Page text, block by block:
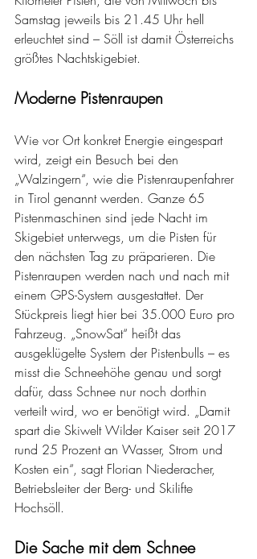
Samstag jeweils bis 21.45 Uhr hell
erleuchtet sind – Söll ist damit Österreichs
größtes Nachtskigebiet.
Moderne Pistenraupen
Wie vor Ort konkret Energie eingespart
wird, zeigt ein Besuch bei den
„Walzingern“, wie die Pistenraupenfahrer
in Tirol genannt werden. Ganze 65
Pistenmaschinen sind jede Nacht im
Skigebiet unterwegs, um die Pisten für
den nächsten Tag zu präparieren. Die
Pistenraupen werden nach und nach mit
einem GPS-System ausgestattet. Der
Stückpreis liegt hier bei 35.000 Euro pro
Fahrzeug. „SnowSat“ heißt das
ausgeklügelte System der Pistenbulls – es
misst die Schneehöhe genau und sorgt
dafür, dass Schnee nur noch dorthin
verteilt wird, wo er benötigt wird. „Damit
spart die Skiwelt Wilder Kaiser seit 2017
rund 25 Prozent an Wasser, Strom und
Kosten ein“, sagt Florian Niederacher,
Betriebsleiter der Berg- und Skilifte
Hochsöll.
Die Sache mit dem Schnee